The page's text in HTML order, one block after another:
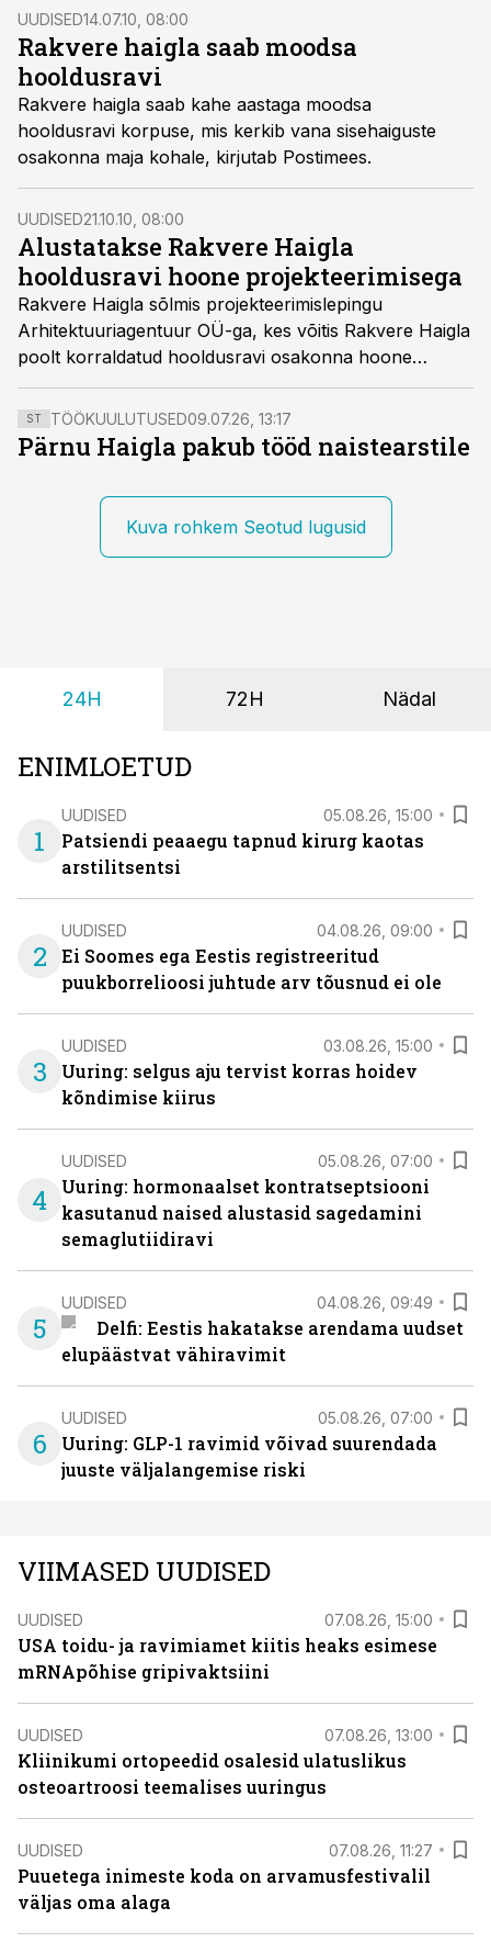
UUDISED14.07.10, 08:00
Rakvere haigla saab moodsa
hooldusravi
Rakvere haigla saab kahe aastaga moodsa
hooldusravi korpuse, mis kerkib vana sisehaiguste
osakonna maja kohale, kirjutab Postimees.
UUDISED21.10.10, 08:00
Alustatakse Rakvere Haigla
hooldusravi hoone projekteerimisega
Rakvere Haigla sõlmis projekteerimislepingu
Arhitektuuriagentuur OÜ-ga, kes võitis Rakvere Haigla
poolt korraldatud hooldusravi osakonna hoone
projekteerimise arhitektuurse ideekonkursi.
ST TÖÖKUULUTUSED09.07.26, 13:17
Pärnu Haigla pakub tööd naistearstile
Kuva rohkem Seotud lugusid
24H 72H Nädal
ENIMLOETUD
1
UUDISED 05.08.26, 15:00
Patsiendi peaaegu tapnud kirurg kaotas
arstilitsentsi
2
UUDISED 04.08.26, 09:00
Ei Soomes ega Eestis registreeritud
puukborrelioosi juhtude arv tõusnud ei ole
3
UUDISED 03.08.26, 15:00
Uuring: selgus aju tervist korras hoidev
kõndimise kiirus
4
UUDISED 05.08.26, 07:00
Uuring: hormonaalset kontratseptsiooni
kasutanud naised alustasid sagedamini
semaglutiidiravi
5
UUDISED 04.08.26, 09:49
Delfi: Eestis hakatakse arendama uudset
elupäästvat vähiravimit
6
UUDISED 05.08.26, 07:00
Uuring: GLP-1 ravimid võivad suurendada
juuste väljalangemise riski
VIIMASED UUDISED
UUDISED 07.08.26, 15:00
USA toidu- ja ravimiamet kiitis heaks esimese
mRNApõhise gripivaktsiini
UUDISED 07.08.26, 13:00
Kliinikumi ortopeedid osalesid ulatuslikus
osteoartroosi teemalises uuringus
UUDISED 07.08.26, 11:27
Puuetega inimeste koda on arvamusfestivalil
väljas oma alaga